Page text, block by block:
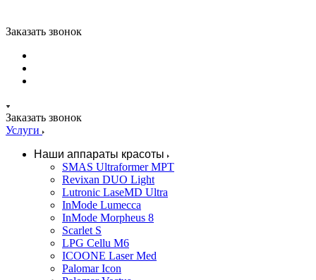
Заказать звонок
Заказать звонок
Услуги
Наши аппараты красоты
SMAS Ultraformer MPT
Revixan DUO Light
Lutronic LaseMD Ultra
InMode Lumecca
InMode Morpheus 8
Scarlet S
LPG Cellu M6
ICOONE Laser Med
Palomar Icon